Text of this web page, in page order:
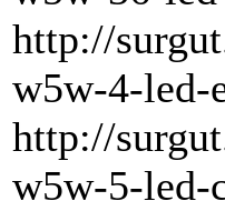
http://
w5w-4-led-
http://
w5w-5-led-